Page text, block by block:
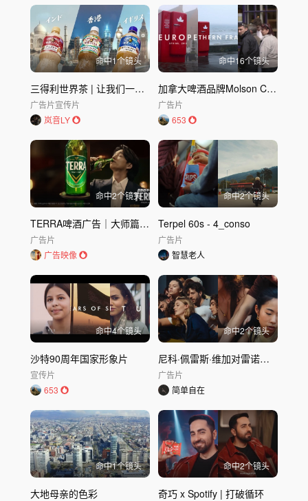
命中1个镜头
三得利世界茶 | 让我们一起关注六月的日本
广告片宣传片
岚音LY
命中16个镜头
加拿大啤酒品牌Molson Canadian 创意广告 Beer Fridge
广告片
653
命中2个镜头
TERRA啤酒广告｜大师篇｜TERRA
广告片
广告映像
命中2个镜头
Terpel 60s - 4_conso
广告片
智慧老人
命中4个镜头
沙特90周年国家形象片
宣传片
653
命中2个镜头
尼科·佩雷斯·维加对雷诺表示赞赏
广告片
简单自在
命中1个镜头
大地母亲的色彩
命中2个镜头
奇巧 x Spotify | 打破循环